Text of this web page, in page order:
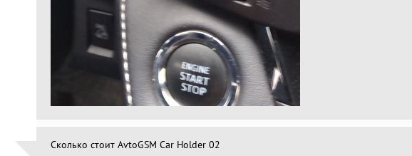
Сколько стоит AvtoGSM Car Holder 02